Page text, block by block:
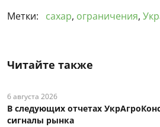
Метки:
сахар, ограничения,
Читайте также
6 августа 2026
В следующих отчетах
сигналы рынка